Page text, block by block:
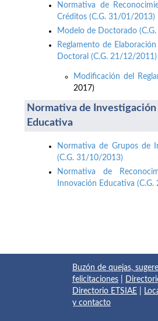
Normativa de
Créditos (C.G. 31/01/2013)
Modelo de Doctorado
Reglamento de
Doctoral (C.G. 21/12/2011)
Modificación del
2017)
Normativa de
Educativa
Normativa de Grupos de
(C.G. 31/10/2013)
Normativa de
Innovación Educativa
Buzón de quejas,
felicitaciones
Directorio ETSIAE
y contacto